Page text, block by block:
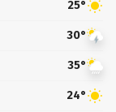
25°
30°
35°
24°